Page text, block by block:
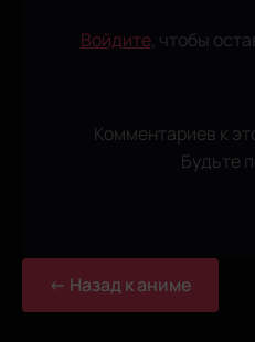
Войдите, чтобы
Комментариев к
Будьте
← Назад к аниме